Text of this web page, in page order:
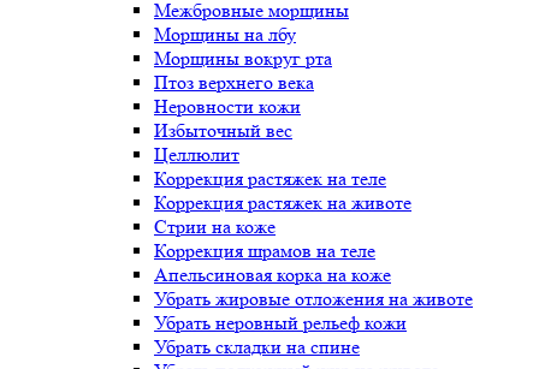
Межбровные морщины
Морщины на лбу
Морщины вокруг рта
Птоз верхнего века
Неровности кожи
Избыточный вес
Целлюлит
Коррекция растяжек на теле
Коррекция растяжек на животе
Стрии на коже
Коррекция шрамов на теле
Апельсиновая корка на коже
Убрать жировые отложения на животе
Убрать неровный рельеф кожи
Убрать складки на спине